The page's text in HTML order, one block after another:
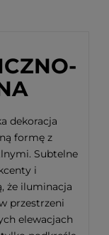
dekoracja
formę z
Subtelne
i
że iluminacja
przestrzeni
elewacjach